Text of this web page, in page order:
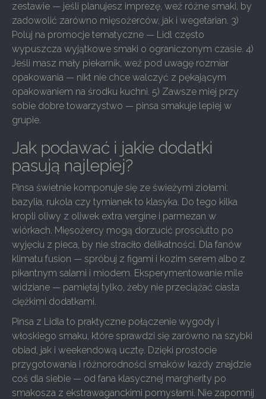
zestawie — jeśli planujesz imprezę, weź różne smaki, by
zadowolić zarówno mięsożerców, jak i wegetarian. 3)
Poluj na promocje tematyczne — Lidl często
wypuszcza wyjątkowe smaki o ograniczonym czasie. 4)
Jeśli masz mały piekarnik, weź pod uwagę rozmiar
opakowania — nikt nie chce walczyć z pękającym
opakowaniem na środku kuchni. 5) Zawsze miej przy
sobie dobre towarzystwo — pinsa smakuje lepiej w
grupie.
Jak podawać i jakie dodatki
pasują najlepiej?
Pinsa świetnie komponuje się ze świeżymi ziołami:
bazylia, rukola czy tymianek to klasyka. Do tego kilka
kropli oliwy z oliwek extra vergine i parmezan w
wiórkach. Mięsożercy mogą dorzucić prosciutto po
wyjęciu z pieca, by nie straciło delikatności. Dla fanów
klimatu fusion — spróbuj z figami i kozim serem albo z
pikantnym salami i miodem. Eksperymentowanie mile
widziane — pamiętaj tylko, żeby nie przeciążać ciasta
ciężkimi dodatkami.
Pinsa z Lidla to praktyczne połączenie wygody i
włoskiego smaku, które sprawdzi się zarówno na szybki
obiad, jak i weekendową ucztę. Dzięki prostocie
przygotowania i różnorodności smaków każdy znajdzie
coś dla siebie — od fana klasycznej margherity po
smakosza z ekstrawaganckimi pomysłami. Nie zapomnij